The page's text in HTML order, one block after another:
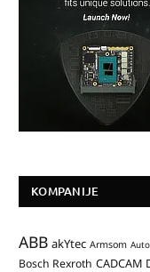
KOMPANIJE
ABB akYtec Armsom
Bosch Rexroth CADCAM